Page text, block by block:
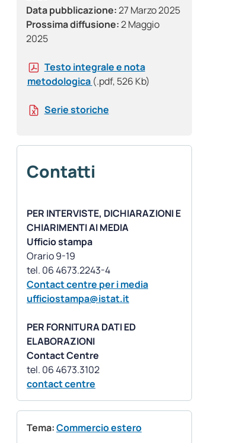
Data pubblicazione:27 Marzo 2025
Prossima diffusione:2 Maggio
2025
Testo integrale e nota
metodologica (.pdf, 526 Kb)
Serie storiche
Contatti
PER INTERVISTE, DICHIARAZIONI E
CHIARIMENTI AI MEDIA
Ufficio stampa
Orario 9-19
Contact centre per i media
ufficiostampa@istat.it
PER FORNITURA DATI ED
ELABORAZIONI
Contact Centre
contact centre
Tema:Commercio estero